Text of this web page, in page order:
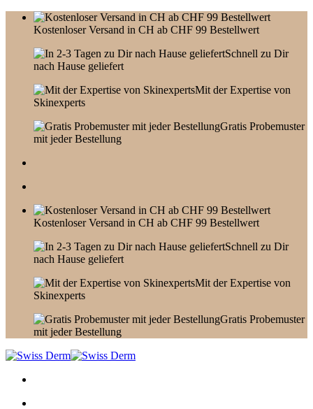
Skip
Kostenloser Versand in CH ab CHF 99 Bestellwert
Schnell zu Dir
nach Hause geliefert
Mit der Expertise von
Skinexperts
Gratis Probemuster
mit jeder Bestellung
Kostenloser Versand in CH ab CHF 99 Bestellwert
Schnell zu Dir
nach Hause geliefert
Mit der Expertise von
Skinexperts
Gratis Probemuster
mit jeder Bestellung